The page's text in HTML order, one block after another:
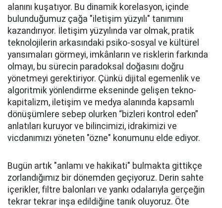
alanını kuşatıyor. Bu dinamik korelasyon, içinde
bulunduğumuz çağa "iletişim yüzyılı" tanımını
kazandırıyor. İletişim yüzyılında var olmak, pratik
teknolojilerin arkasındaki psiko-sosyal ve kültürel
yansımaları görmeyi, imkânların ve risklerin farkında
olmayı, bu sürecin paradoksal doğasını doğru
yönetmeyi gerektiriyor. Çünkü dijital egemenlik ve
algoritmik yönlendirme ekseninde gelişen tekno-
kapitalizm, iletişim ve medya alanında kapsamlı
dönüşümlere sebep olurken “bizleri kontrol eden”
anlatıları kuruyor ve bilincimizi, idrakimizi ve
vicdanımızı yöneten "özne" konumunu elde ediyor.
Bugün artık "anlamı ve hakikati" bulmakta gittikçe
zorlandığımız bir dönemden geçiyoruz. Derin sahte
içerikler, filtre balonları ve yankı odalarıyla gerçeğin
tekrar tekrar inşa edildiğine tanık oluyoruz. Öte